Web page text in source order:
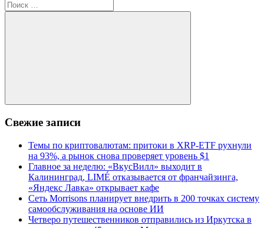
записям
Поиск
для:
Поиск
Свежие записи
Темы по криптовалютам: притоки в XRP-ETF рухнули
на 93%, а рынок снова проверяет уровень $1
Главное за неделю: «ВкусВилл» выходит в
Калининград, LIMÉ отказывается от франчайзинга,
«Яндекс Лавка» открывает кафе
Сеть Morrisons планирует внедрить в 200 точках систему
самообслуживания на основе ИИ
Четверо путешественников отправились из Иркутска в